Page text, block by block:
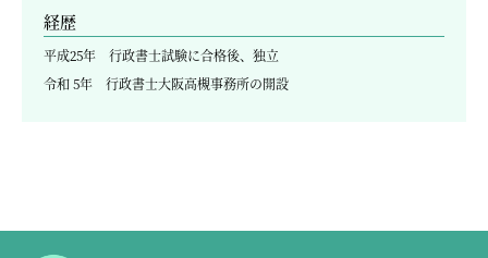
経歴
平成25年 行政書士試験に合格後、独立
令和 5年 行政書士大阪高槻事務所の開設